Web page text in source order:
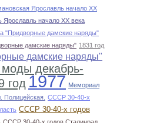
Ярославль начало ХХ
Ярославль начало ХХ века
"Придворные дамские наряды"
дамские наряды" 1831 год
дамские наряды"
декабрь-
год 1977 Мемориал
Полицейская. СССР 30-40-х
СССР 30-40-х годов